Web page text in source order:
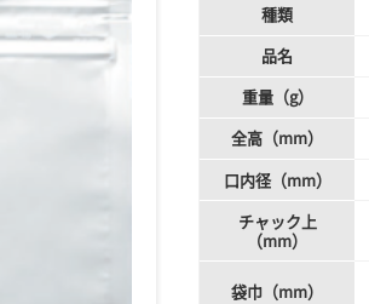
種類
品名
重量（g）
全高（mm）
口内径（mm）
チャック上
（mm）
袋巾（mm）